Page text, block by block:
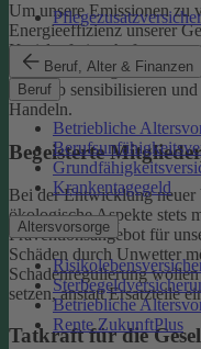
Beruf, Alter & Finanzen
Beruf
Betriebliche
Krankentagegeld
Altersvorsorge
Betriebliche
Rente ZukunftPlus
Um unsere Emissionen zu
Energieeffizienz unserer
Kreislaufwirtschaft unserer
sind ein wichtiger Hebel,
Deshalb sensibilisieren
Handeln.
Begeisterte
Bei der Entwicklung neuer
ökologische Aspekte stets
Präventionsangebot für
Schäden durch Unwetter
Schadenregulierung
setzen, anstatt Ersatzteile
Tatkraft für die